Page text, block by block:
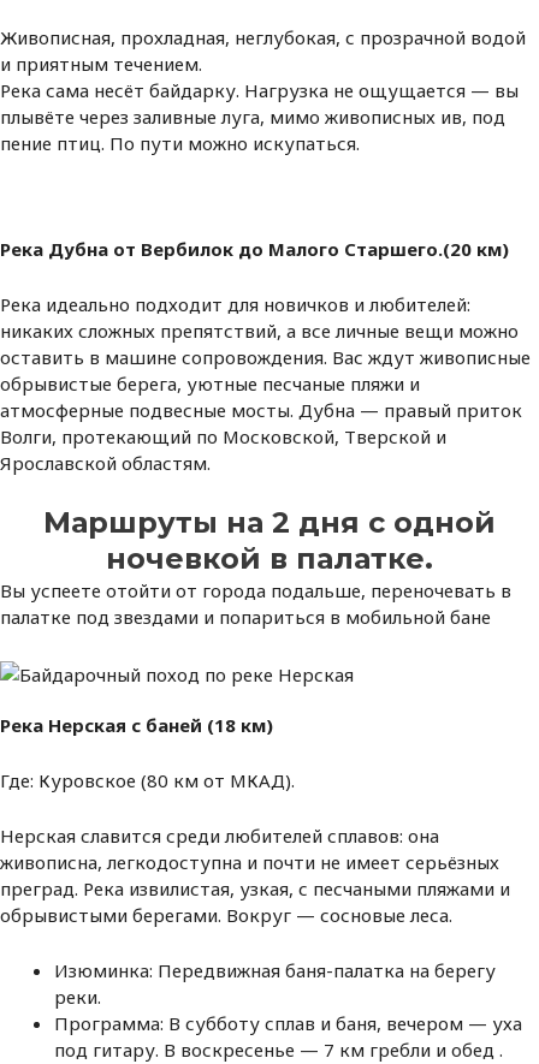
Живописная, прохладная, неглубокая, с прозрачной водой
и приятным течением.
Река сама несёт байдарку. Нагрузка не ощущается — вы
плывёте через заливные луга, мимо живописных ив, под
пение птиц. По пути можно искупаться.
Река Дубна от Вербилок до Малого Старшего.(20 км)
Река идеально подходит для новичков и любителей:
никаких сложных препятствий, а все личные вещи можно
оставить в машине сопровождения. Вас ждут живописные
обрывистые берега, уютные песчаные пляжи и
атмосферные подвесные мосты. Дубна — правый приток
Волги, протекающий по Московской, Тверской и
Ярославской областям.
Маршруты на 2 дня с одной
ночевкой в палатке.
Вы успеете отойти от города подальше, переночевать в
палатке под звездами и попариться в мобильной бане
Река Нерская с баней (18 км)
Где: Куровское (80 км от МКАД).
Нерская славится среди любителей сплавов: она
живописна, легкодоступна и почти не имеет серьёзных
преград. Река извилистая, узкая, с песчаными пляжами и
обрывистыми берегами. Вокруг — сосновые леса.
Изюминка: Передвижная баня-палатка на берегу
реки.
Программа: В субботу сплав и баня, вечером — уха
под гитару. В воскресенье — 7 км гребли и обед .